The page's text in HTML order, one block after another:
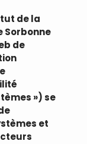
de la
Sorbonne
de
») se
et